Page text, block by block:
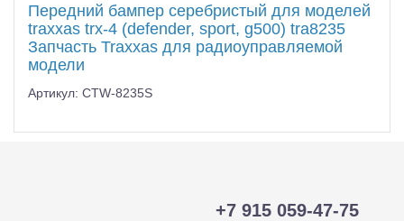
Передний бампер серебристый для моделей
traxxas trx-4 (defender, sport, g500) tra8235
Запчасть Traxxas для радиоуправляемой
модели
Артикул: CTW-8235S
+7 915 059-47-75